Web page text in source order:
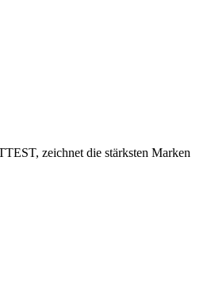
zeichnet die stärksten Marken